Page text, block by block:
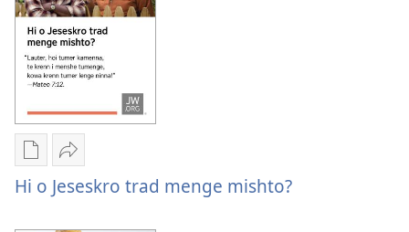
ap
maro
mangepen?
Downloadtike
optione
pash
digitaltike
Bitche
Hi
Jeseskro
Hi o Jeseskro trad menge mishto?